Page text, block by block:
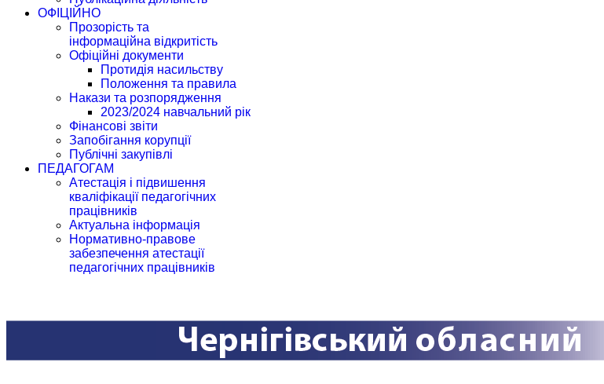
ОФІЦІЙНО
Прозорість та
інформаційна відкритість
Офіційні документи
Протидія насильству
Положення та правила
Накази та розпорядження
2023/2024 навчальний рік
Фінансові звіти
Запобігання корупції
Публічні закупівлі
ПЕДАГОГАМ
Атестація і підвишення
кваліфікації педагогічних
працівників
Актуальна інформація
Нормативно-правове
забезпечення атестації
педагогічних працівників